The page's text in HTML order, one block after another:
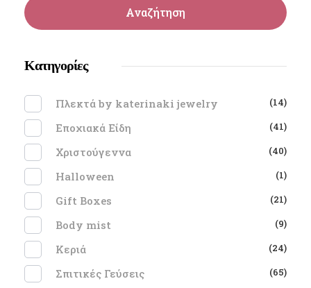
Αναζήτηση
Κατηγορίες
Πλεκτά by katerinaki jewelry (14)
Εποχιακά Είδη (41)
Χριστούγεννα (40)
Halloween (1)
Gift Boxes (21)
Body mist (9)
Κεριά (24)
Σπιτικές Γεύσεις (65)